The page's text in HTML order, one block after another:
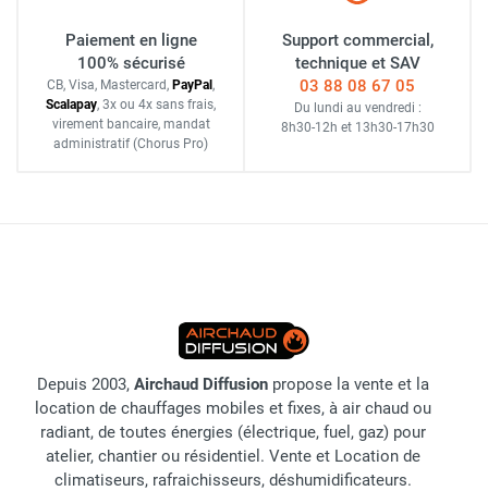
Paiement en ligne
100% sécurisé
CB, Visa, Mastercard, PayPal ,
Scalapay, 3x ou 4x sans frais,
virement bancaire, mandat
administratif (Chorus Pro)
Support commercial,
technique et SAV
03 88 08 67 05
Du lundi au vendredi :
8h30-12h et 13h30-17h30
Depuis 2003, Airchaud Diffusion propose la vente et la
location de chauffages mobiles et fixes, à air chaud ou
radiant, de toutes énergies (électrique, fuel, gaz) pour
atelier, chantier ou résidentiel. Vente et Location de
climatiseurs, rafraichisseurs, déshumidificateurs.